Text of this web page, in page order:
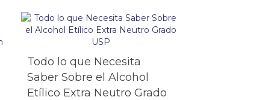
Todo lo que Necesita
Saber Sobre el Alcohol
Etílico Extra Neutro Grado